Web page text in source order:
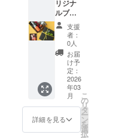
載をお
願い致
しま
す。 ※
送信可
能な容
量があ
ります
ので、
解像度
が低く
しまう
場合
際に通
信料が
発生す
る場合
がござ
います
ので、
予めご
了承く
ださ
い。 ​
─────
──​
─────
イル
10ml(リ
ラック
ス系) を
お届け
致しま
す。 ※
備考欄
にお誕
生日の
記載を
お願い
致しま
リジナ
ルブレ
ンドの
アロマ
オイル
10ml‪✕‬‪1‬
本＆ス
プレー
50ml‪✕‬‪1
本・】
オリジ
ナルブ
レンド
アロマ
支援
者：
0人
お届
け予
定：
2026
年03
月
詳細を見る
こ
の
リ
タ
ー
ン
を
選
択